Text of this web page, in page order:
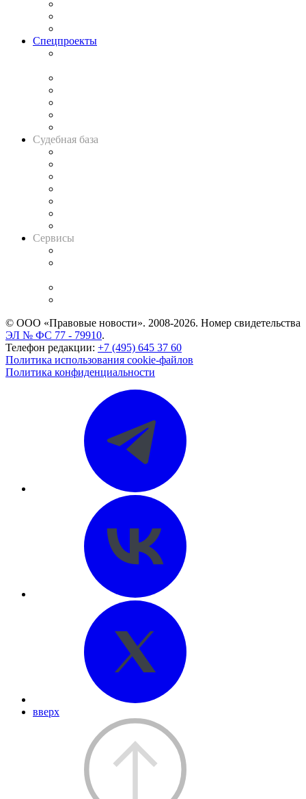
Спецпроекты
Судебная база
Сервисы
© ООО «Правовые новости». 2008-2026. Номер свидетельства
ЭЛ № ФС 77 - 79910.
Телефон редакции: +7 (495) 645 37 60
Политика использования cookie-файлов
Политика конфиденциальности
вверх